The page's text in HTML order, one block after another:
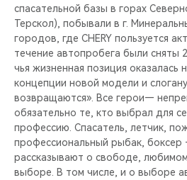
спасательной базы в горах
Терскол), побывали в г.
городов, где CHERY пользуется
течение автопробега были сняты
чья жизненная позиция оказалась
концепции новой модели и
возвращаются». Все герои—
обязательно те, кто выбрал для
профессию. Спасатель, летчик,
профессиональный рыбак, боксер
рассказывают о свободе,
выборе. В том числе, и о выборе